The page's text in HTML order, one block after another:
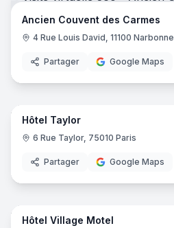
Ancien Couvent des Carmes
4 Rue Louis David, 11100 Narbonne
Partager Google Maps
Hôtel Taylor
6 Rue Taylor, 75010 Paris
Partager Google Maps
Hôtel Village Motel